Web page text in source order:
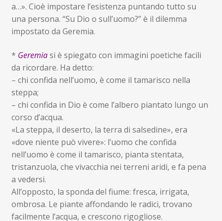
a…». Cioè impostare l’esistenza puntando tutto su
una persona. “Su Dio o sull’uomo?” è il dilemma
impostato da Geremia.
* Geremiasi è spiegato con immagini poetiche facili
da ricordare. Ha detto:
– chi confida nell’uomo, è come il tamarisco nella
steppa;
– chi confida in Dio è come l’albero piantato lungo un
corso d’acqua.
«La steppa, il deserto, la terra di salsedine», era
«dove niente può vivere»: l’uomo che confida
nell’uomo è come il tamarisco, pianta stentata,
tristanzuola, che vivacchia nei terreni aridi, e fa pena
a vedersi.
All’opposto, la sponda del fiume: fresca, irrigata,
ombrosa. Le piante affondando le radici, trovano
facilmente l’acqua, e crescono rigogliose.